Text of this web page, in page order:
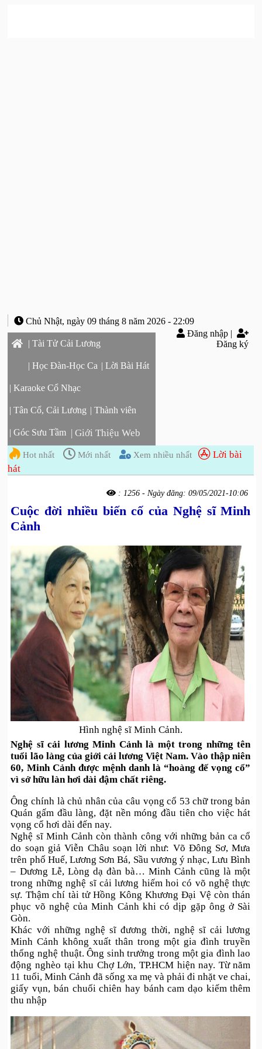
Chủ Nhật, ngày 09 tháng 8 năm 2026 - 22:09
Đăng nhập|
Đăng ký
| Tài Tử Cải Lương
| Học Đàn-Học Ca | Lời Bài Hát
| Karaoke Cổ Nhạc
| Tân Cổ, Cải Lương | Thành viên
| Góc Sưu Tầm | Giới Thiệu Web
Hot nhất Mới nhất Xem nhiều nhất
Lời bài
hát
: 1256 - Ngày đăng: 09/05/2021-10:06
Cuộc đời nhiều biến cố của Nghệ sĩ Minh
Cảnh
Hình nghệ sĩ Minh Cảnh.
Nghệ sĩ cải lương Minh Cảnh là một trong những tên
tuổi lão làng của giới cải lương Việt Nam. Vào thập niên
60, Minh Cảnh được mệnh danh là “hoàng đế vọng cổ”
vì sở hữu làn hơi dài đậm chất riêng.
Ông chính là chủ nhân của câu vọng cổ 53 chữ trong bản
Quán gấm đầu làng, đặt nền móng đầu tiên cho việc hát
vọng cổ hơi dài đến nay.
Nghệ sĩ Minh Cảnh còn thành công với những bản ca cổ
do soạn giả Viễn Châu soạn lời như: Võ Đông Sơ, Mưa
trên phố Huế, Lương Sơn Bá, Sầu vương ý nhạc, Lưu Bình
– Dương Lễ, Lòng dạ đàn bà… Minh Cảnh cũng là một
trong những nghệ sĩ cải lương hiếm hoi có võ nghệ thực
sự. Thậm chí tài tử Hồng Kông Khương Đại Vệ còn thán
phục võ nghệ của Minh Cảnh khi có dịp gặp ông ở Sài
Gòn.
Khác với những nghệ sĩ đương thời, nghệ sĩ cải lương
Minh Cảnh không xuất thân trong một gia đình truyền
thống nghệ thuật. Ông sinh trưởng trong một gia đình lao
động nghèo tại khu Chợ Lớn, TP.HCM hiện nay. Từ năm
11 tuổi, Minh Cảnh đã sống xa mẹ và phải đi nhặt ve chai,
giấy vụn, bán chuối chiên hay bánh cam dạo kiếm thêm
thu nhập